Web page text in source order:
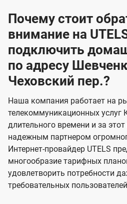
Почему стоит
внимание на
подключить
по адресу
Чеховский пер.?
Наша компания работает на
телекоммуникационных услуг
длительного времени и за
надежным партнером
Интернет-провайдер UTELS
многообразие тарифных
удовлетворить потребности
требовательных